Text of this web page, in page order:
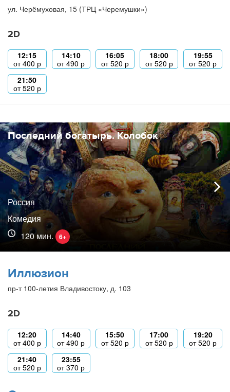
ул. Черёмуховая, 15 (ТРЦ «Черемушки»)
2D
12:15
от400 р
14:10
от490 р
16:05
от520 р
18:00
от520 р
19:55
от520 р
21:50
от520 р
Последний богатырь. Колобок
Россия
Комедия
120 мин.
6+
Иллюзион
пр-т 100-летия Владивостоку, д. 103
2D
12:20
от400 р
14:40
от490 р
15:50
от520 р
17:00
от520 р
19:20
от520 р
21:40
от520 р
23:55
от370 р